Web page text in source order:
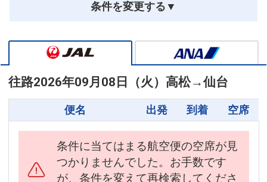
条件を変更する▼
往路2026年09月08日（火） 高松→仙台
便名 出発 到着 空席
条件に当てはまる航空便の空席が見
つかりませんでした。お手数です
が、条件を変えて再検索してくださ